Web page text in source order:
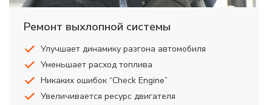
Ремонт выхлопной системы
Улучшает динамику разгона автомобиля
Уменьшает расход топлива
Никаких ошибок “Check Engine”
Увеличивается ресурс двигателя